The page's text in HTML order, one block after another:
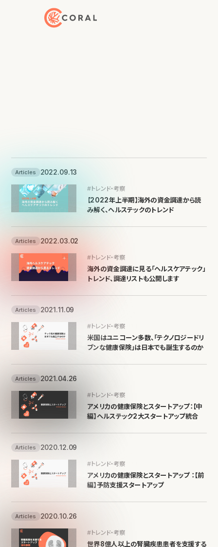
トップページへ戻る
Articles 2022.09.13
#トレンド・考察
【2022年上半期】海外の資金調達から読
み解く、ヘルステックのトレンド
Articles 2022.03.02
#トレンド・考察
海外の資金調達に見る「ヘルスケアテック」
トレンド、調達リストも公開します
Articles 2021.11.09
#トレンド・考察
米国はユニコーン多数、「テクノロジードリ
ブンな健康保険」は日本でも誕生するのか
Articles 2021.04.26
#トレンド・考察
アメリカの健康保険とスタートアップ：【中
編】ヘルステック2大スタートアップ統合
Articles 2020.12.09
#トレンド・考察
アメリカの健康保険とスタートアップ ：【前
編】予防支援スタートアップ
Articles 2020.10.26
#トレンド・考察
世界8億人以上の腎臓疾患患者を支援する